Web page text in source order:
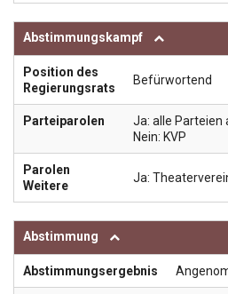
Abstimmungskampf
Position des
Regierungsrats
Befürwortend
Parteiparolen
Ja: alle Parteien
Nein: KVP
Parolen
Weitere
Ja:
Abstimmung
Abstimmungsergebnis